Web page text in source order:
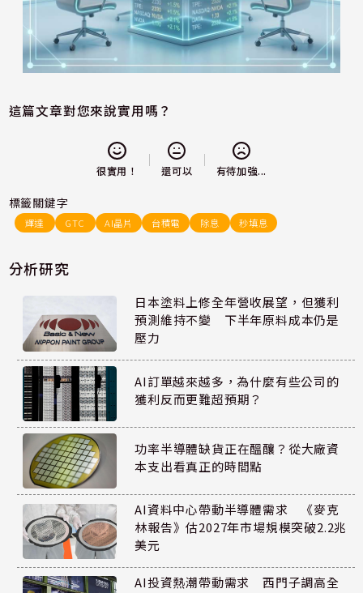
這篇文章對您來說實用嗎？
很實用！ 還可以 有待加強...
標籤關鍵字
輝達 GTC AI晶片 台積電 除息 秒填息
分析研究
日本塗料上修全年營收展望，但獲利
預測維持不變 下半年原料成本仍是
壓力
AI訂單越來越多，為什麼有些公司的
獲利反而更難超預期？
功率半導體缺貨正在醞釀？從大廠資
本支出看真正的時間點
AI資料中心帶動半導體需求 《麥克
林報告》估2027年市場規模突破2.2兆
美元
AI投資熱潮帶動需求 西門子調高全